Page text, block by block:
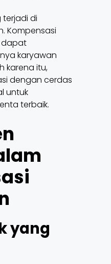
terjadi di
Kompensasi
dapat
karyawan
karena itu,
dengan cerdas
untuk
terbaik.
yang